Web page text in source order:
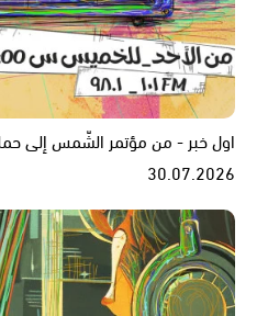
اول خبر - من مؤتمر الشّمس إلى
30.07.2026